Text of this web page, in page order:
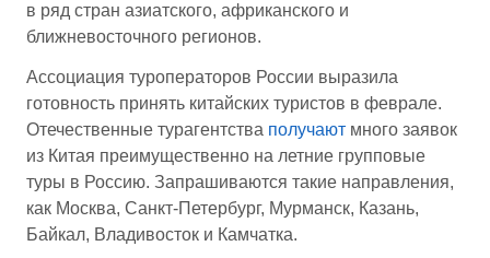
в ряд стран азиатского, африканского и
ближневосточного регионов.
Ассоциация туроператоров России выразила
готовность принять китайских туристов в феврале.
Отечественные турагентства получают много заявок
из Китая преимущественно на летние групповые
туры в Россию. Запрашиваются такие направления,
как Москва, Санкт-Петербург, Мурманск, Казань,
Байкал, Владивосток и Камчатка.